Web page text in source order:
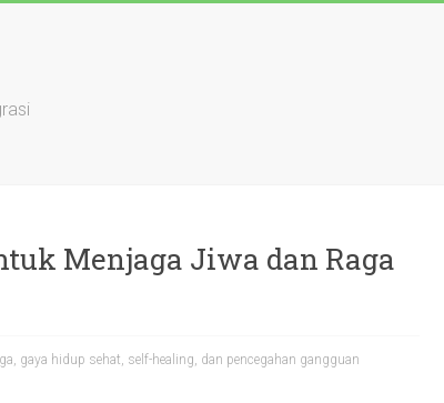
Menjaga Jiwa dan Raga
gaya hidup sehat, self-healing, dan pencegahan gangguan